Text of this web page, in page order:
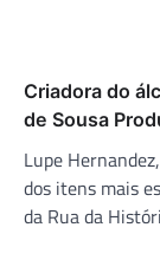
Criadora do
de Sousa
Lupe
dos itens mais
da Rua da